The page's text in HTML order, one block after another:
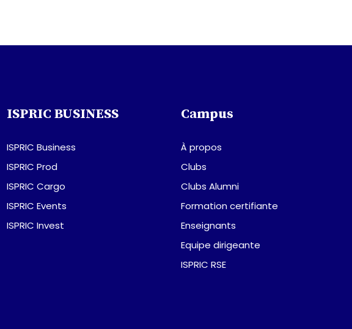
ISPRIC BUSINESS
ISPRIC Business
ISPRIC Prod
ISPRIC Cargo
ISPRIC Events
ISPRIC Invest
Campus
À propos
Clubs
Clubs Alumni
Formation certifiante
Enseignants
Equipe dirigeante
ISPRIC RSE